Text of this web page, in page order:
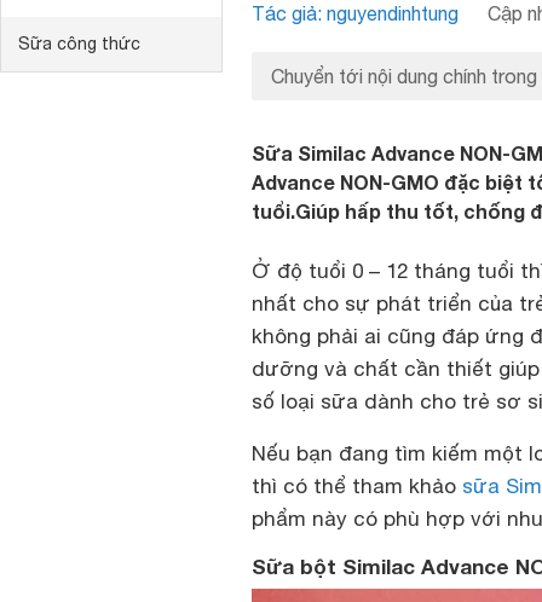
Sữa công thức
Tác giả: nguyendinhtung Cập
Chuyển tới nội dung chính trong
Sữa Similac Advance NON-
Advance NON-GMO đặc biệt
tuổi.Giúp hấp thu tốt, chống
Ở độ tuổi 0 – 12 tháng tuổi
nhất cho sự phát triển của
không phải ai cũng đáp ứng
dưỡng và chất cần thiết
số loại sữa dành cho trẻ sơ
Nếu bạn đang tìm kiếm một
thì có thể tham khảo sữa
phẩm này có phù hợp với
Sữa bột Similac Advance